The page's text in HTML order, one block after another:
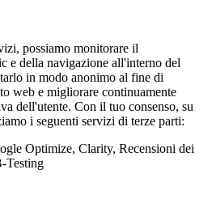
possiamo monitorare il
e della navigazione all'interno del
in modo anonimo al fine di
web e migliorare continuamente
dell'utente. Con il tuo consenso, su
i seguenti servizi di terze parti:
Optimize, Clarity, Recensioni dei
Testing